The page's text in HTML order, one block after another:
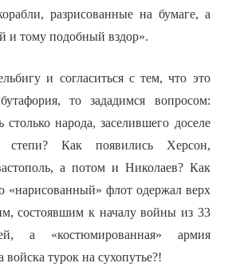
разрисованные на бумаге, а
и тому подобный вздор».
и согласиться с тем, что это
то зададимся вопросом:
столько народа, заселившего доселе
степи? Как появились Херсон,
а потом и Николаев? Как
«нарисованный» флот одержал верх
состоявшим к началу войны из 33
а «костюмированная» армия
войска турок на сухопутье?!